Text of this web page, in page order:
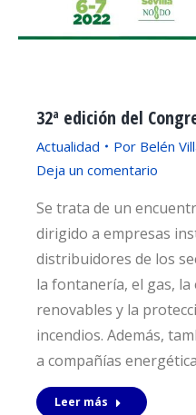
32ª edición del
Actualidad Por Belén
Deja un comentario
Se trata de un
dirigido a empresas
distribuidores de los
la fontanería, el gas, la
renovables y la
incendios. Además,
a compañías
Leer más